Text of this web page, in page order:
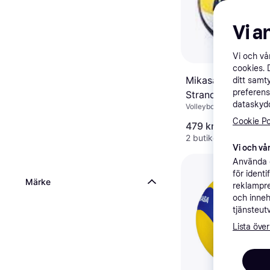
Märke
Mikasa BV552C
Strandvolleyboll
Volleyboll
479 kr
2 butiker
Vi
Vi och
cookies.
ditt
Cookie
Vi och
Använda
för
och
Lista